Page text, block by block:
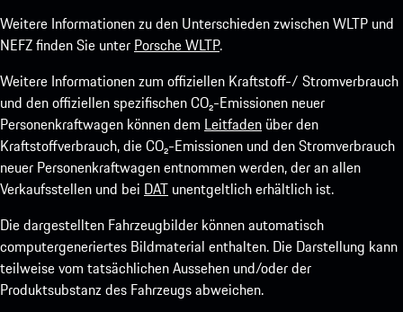
Weitere Informationen zu den Unterschieden zwischen WLTP und
NEFZ finden Sie unter Porsche WLTP.
Weitere Informationen zum offiziellen Kraftstoff-/ Stromverbrauch
und den offiziellen spezifischen CO₂-Emissionen neuer
Personenkraftwagen können dem Leitfaden über den
Kraftstoffverbrauch, die CO₂-Emissionen und den Stromverbrauch
neuer Personenkraftwagen entnommen werden, der an allen
Verkaufsstellen und bei DAT unentgeltlich erhältlich ist.
Die dargestellten Fahrzeugbilder können automatisch
computergeneriertes Bildmaterial enthalten. Die Darstellung kann
teilweise vom tatsächlichen Aussehen und/oder der
Produktsubstanz des Fahrzeugs abweichen.